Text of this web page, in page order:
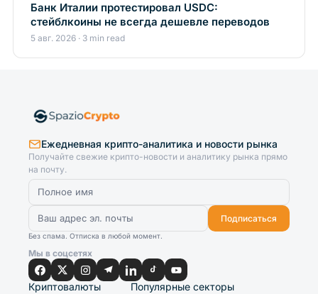
Банк Италии протестировал USDC:
стейблкоины не всегда дешевле переводов
5 авг. 2026 · 3 min read
Ежедневная крипто-аналитика и новости рынка
Получайте свежие крипто-новости и аналитику рынка прямо
на почту.
Подписаться
Без спама. Отписка в любой момент.
Мы в соцсетях
Криптовалюты Популярные секторы